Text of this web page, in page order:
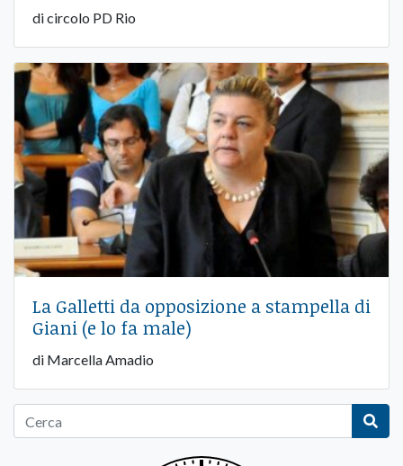
di circolo PD Rio
La Galletti da opposizione a stampella di
Giani (e lo fa male)
di Marcella Amadio